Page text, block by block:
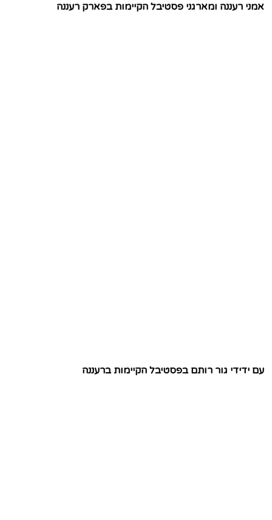
אמני רעננה ומארגני פסטיבל הקיימות בפארק רעננה
עם ידידי גור רותם בפסטיבל הקיימות ברעננה